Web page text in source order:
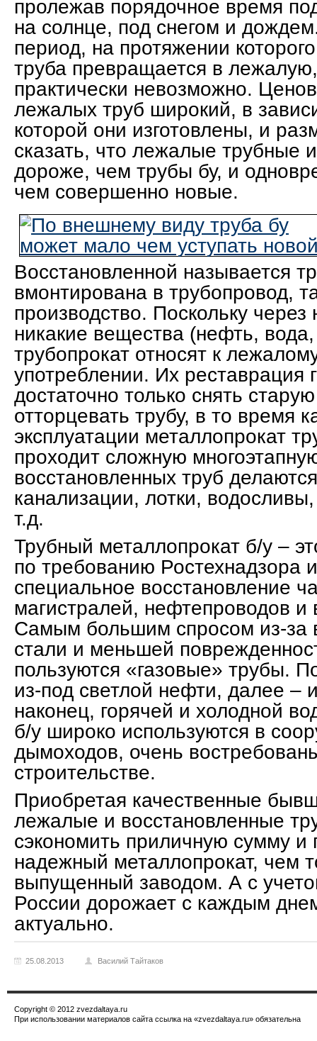
пролежав порядочное время
на солнце, под снегом и
период, на протяжении
труба превращается в
практически невозможно.
лежалых труб широкий, в
которой они изготовлены, и
сказать, что лежалые трубные
дороже, чем трубы бу, и
чем совершенно новые.
Восстановленной называется
вмонтирована в трубопровод,
производство. Поскольку
никакие вещества (нефть, вода,
трубопрокат относят к
употреблении. Их реставрация
достаточно только снять
отторцевать трубу, в то время
эксплуатации металлопрокат
проходит сложную
восстановленных труб
канализации, лотки,
т.д.
Трубный металлопрокат б/у –
по требованию Ростехнадзора
специальное восстановление
магистралей, нефтепроводов и
Самым большим спросом из-за
стали и меньшей
пользуются «газовые» трубы.
из-под светлой нефти, далее –
наконец, горячей и холодной
б/у широко используются в
дымоходов, очень
строительстве.
Приобретая качественные
лежалые и восстановленные
сэкономить приличную сумму и
надежный металлопрокат, чем
выпущенный заводом. А с
России дорожает с каждым
актуально.
25.08.2013 Василий Тайтаков
Copyright © 2012 zvezdaltaya.ru
При использовании материалов сайта ссылка на «zvezdaltaya.ru» обязательна